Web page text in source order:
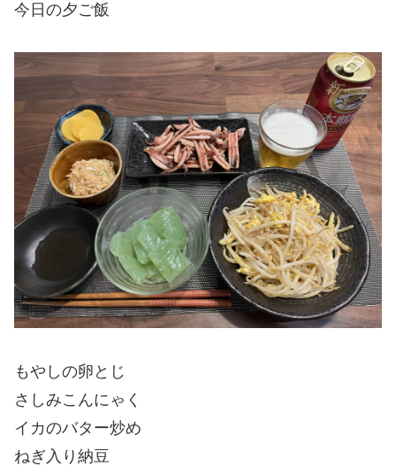
今日の夕ご飯
もやしの卵とじ
さしみこんにゃく
イカのバター炒め
ねぎ入り納豆